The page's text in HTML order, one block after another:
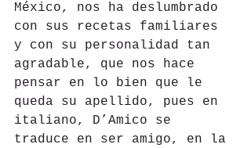
México, nos ha deslumbrado
con sus recetas familiares
y con su personalidad tan
agradable, que nos hace
pensar en lo bien que le
queda su apellido, pues en
italiano, D’Amico se
traduce en ser amigo, en la